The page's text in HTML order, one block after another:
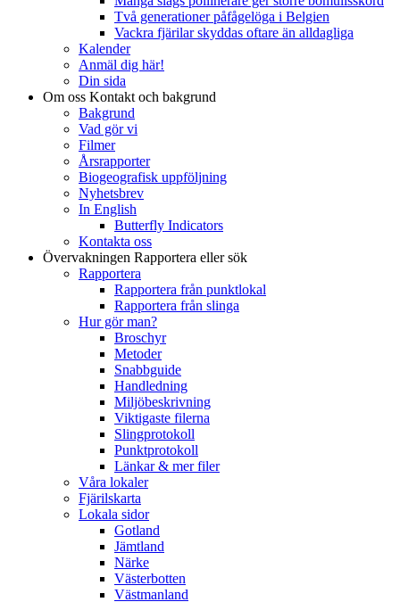
Två generationer påfågelöga i Belgien
Vackra fjärilar skyddas oftare än alldagliga
Kalender
Anmäl dig här!
Din sida
Om oss Kontakt och bakgrund
Bakgrund
Vad gör vi
Filmer
Årsrapporter
Biogeografisk uppföljning
Nyhetsbrev
In English
Butterfly Indicators
Kontakta oss
Övervakningen Rapportera eller sök
Rapportera
Rapportera från punktlokal
Rapportera från slinga
Hur gör man?
Broschyr
Metoder
Snabbguide
Handledning
Miljöbeskrivning
Viktigaste filerna
Slingprotokoll
Punktprotokoll
Länkar & mer filer
Våra lokaler
Fjärilskarta
Lokala sidor
Gotland
Jämtland
Närke
Västerbotten
Västmanland